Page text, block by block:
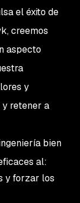
el éxito de
creemos
aspecto
y
y retener a
bien
al:
y forzar los